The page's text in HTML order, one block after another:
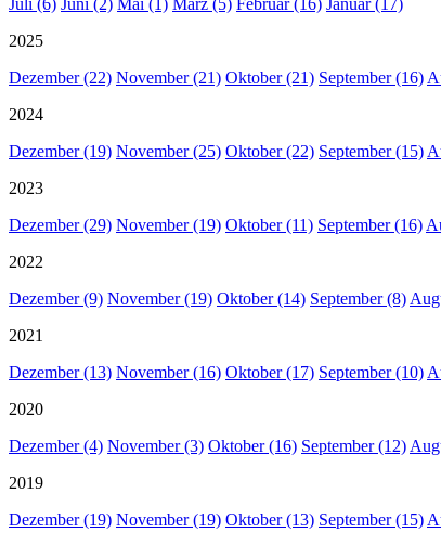
2025
Dezember (22) November (21) Oktober (21) September (16)
2024
Dezember (19) November (25) Oktober (22) September (15)
2023
Dezember (29) November (19) Oktober (11) September (16)
2022
Dezember (9) November (19) Oktober (14) September (8)
2021
Dezember (13) November (16) Oktober (17) September (10)
2020
Dezember (4) November (3) Oktober (16) September (12)
2019
Dezember (19) November (19) Oktober (13) September (15)